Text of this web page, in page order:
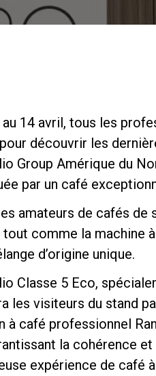
au 14 avril, tous les
découvrir les
Group Amérique du
par un café
amateurs de cafés de
tout comme la machine
d’origine unique.
Classe 5 Eco,
les visiteurs du stand
à café professionnel
la cohérence
expérience de café